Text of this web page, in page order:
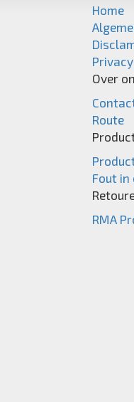
Home
Over
Route
Fout
RMA